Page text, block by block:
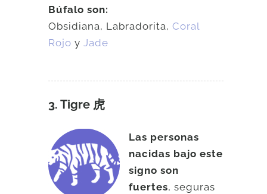
Búfalo son:
Obsidiana, Labradorita,Coral
Rojo yJade
3. Tigre 虎
Las personas
nacidas bajo este
signo son
fuertes, seguras